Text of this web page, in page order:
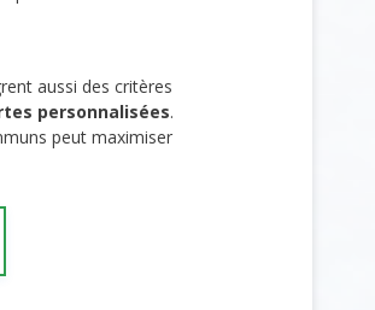
aussi des critères
personnalisées.
peut maximiser